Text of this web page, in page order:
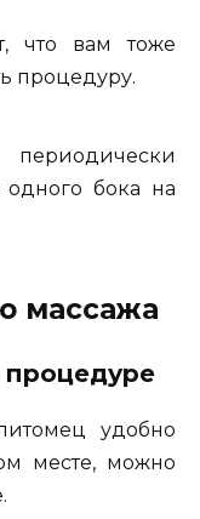
что вам тоже
процедуру.
одного бока на
массажа
процедуре
удобно
месте, можно